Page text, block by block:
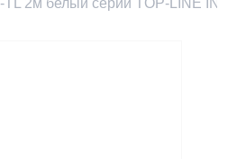
2м белый серии TOP-LINE IN